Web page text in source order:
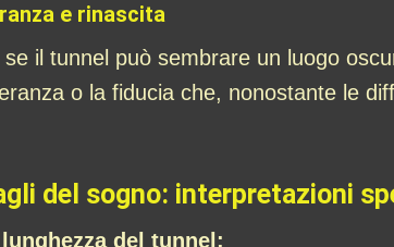
e rinascita
se il tunnel può sembrare un luogo
o la fiducia che, nonostante le
del sogno: interpretazioni
del tunnel: